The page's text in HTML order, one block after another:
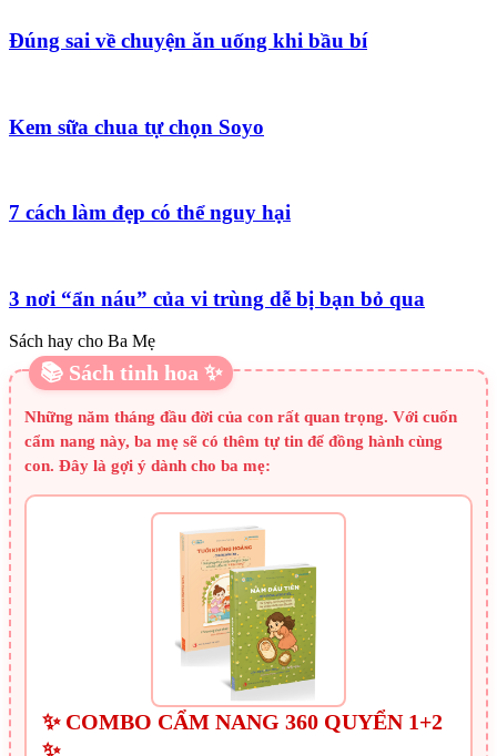
Đúng sai về chuyện ăn uống khi bầu bí
Kem sữa chua tự chọn Soyo
7 cách làm đẹp có thể nguy hại
3 nơi “ẩn náu” của vi trùng dễ bị bạn bỏ qua
Sách hay cho Ba Mẹ
📚 Sách tinh hoa ✨
Những năm tháng đầu đời của con rất quan trọng. Với cuốn
cẩm nang này, ba mẹ sẽ có thêm tự tin để đồng hành cùng
con. Đây là gợi ý dành cho ba mẹ:
✨ COMBO CẨM NANG 360 QUYỂN 1+2
✨